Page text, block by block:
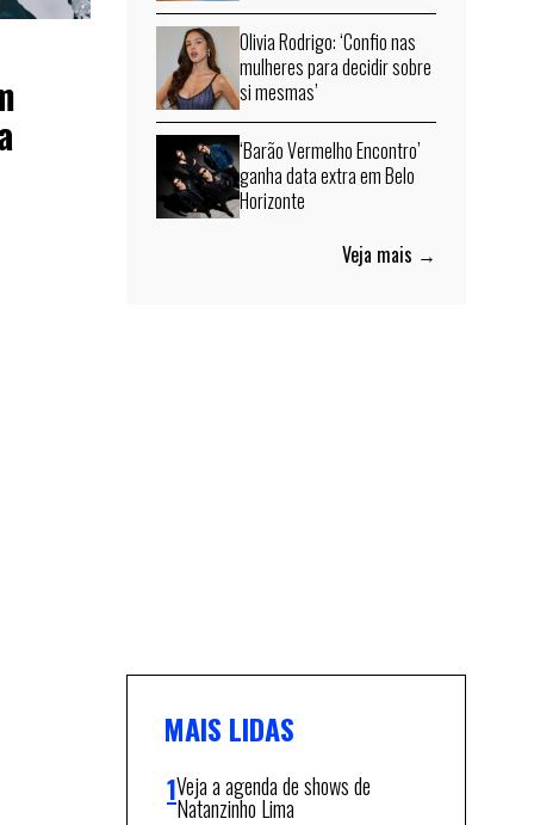
Olivia Rodrigo: ‘Confio nas
mulheres para decidir sobre
si mesmas’
‘Barão Vermelho Encontro’
ganha data extra em Belo
Horizonte
Veja mais →
MAIS LIDAS
Veja a agenda de shows de
Natanzinho Lima